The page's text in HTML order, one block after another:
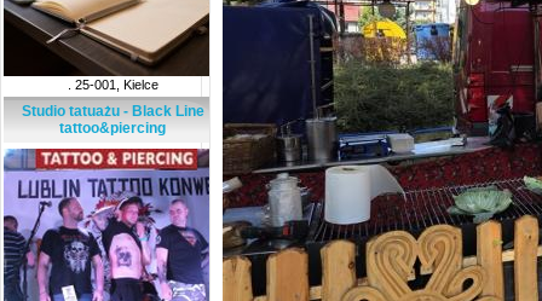
. 25-001, Kielce
Studio tatuażu - Black Line
tattoo&piercing